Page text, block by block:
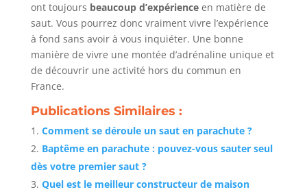
ont toujours beaucoup d’expérience en matière de
saut. Vous pourrez donc vraiment vivre l’expérience
à fond sans avoir à vous inquiéter. Une bonne
manière de vivre une montée d’adrénaline unique et
de découvrir une activité hors du commun en
France.
Publications Similaires :
Comment se déroule un saut en parachute ?
Baptême en parachute : pouvez-vous sauter seul
dès votre premier saut ?
Quel est le meilleur constructeur de maison